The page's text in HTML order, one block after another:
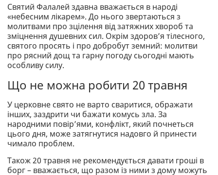
Святий Фалалей здавна вважається в народі
«небесним лікарем». До нього звертаються з
молитвами про зцілення від затяжних хвороб та
зміцнення душевних сил. Окрім здоров’я тілесного,
святого просять і про добробут земний: молитви
про рясний дощ та гарну погоду сьогодні мають
особливу силу.
Що не можна робити 20 травня
У церковне свято не варто сваритися, ображати
інших, заздрити чи бажати комусь зла. За
народними повір’ями, конфлікт, який почнеться
цього дня, може затягнутися надовго й принести
чимало проблем.
Також 20 травня не рекомендується давати гроші в
борг – вважається, що разом із ними з дому можуть